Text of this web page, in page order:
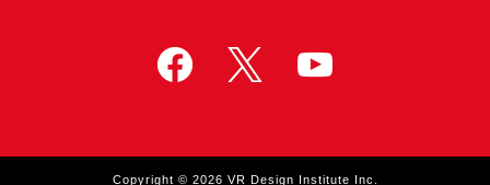
Copyright © 2026 VR Design Institute Inc.